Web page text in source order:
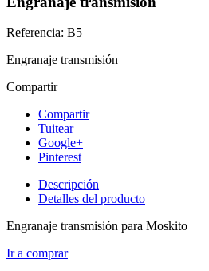
Referencia: B5
Engranaje transmisión
Compartir
Compartir
Tuitear
Google+
Pinterest
Descripción
Detalles del producto
Engranaje transmisión para Moskito
Ir a comprar